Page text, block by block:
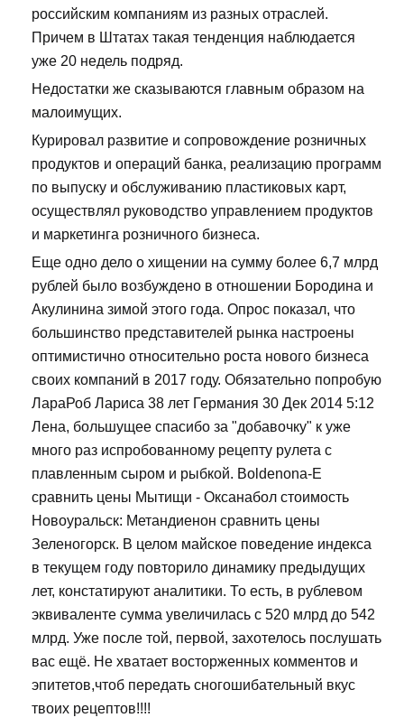
российским компаниям из разных отраслей.
Причем в Штатах такая тенденция наблюдается
уже 20 недель подряд.
Недостатки же сказываются главным образом на
малоимущих.
Курировал развитие и сопровождение розничных
продуктов и операций банка, реализацию программ
по выпуску и обслуживанию пластиковых карт,
осуществлял руководство управлением продуктов
и маркетинга розничного бизнеса.
Еще одно дело о хищении на сумму более 6,7 млрд
рублей было возбуждено в отношении Бородина и
Акулинина зимой этого года. Опрос показал, что
большинство представителей рынка настроены
оптимистично относительно роста нового бизнеса
своих компаний в 2017 году. Обязательно попробую
ЛараРоб Лариса 38 лет Германия 30 Дек 2014 5:12
Лена, большущее спасибо за "добавочку" к уже
много раз испробованному рецепту рулета с
плавленным сыром и рыбкой. Boldenona-E
сравнить цены Мытищи - Оксанабол стоимость
Новоуральск: Метандиенон сравнить цены
Зеленогорск. В целом майское поведение индекса
в текущем году повторило динамику предыдущих
лет, констатируют аналитики. То есть, в рублевом
эквиваленте сумма увеличилась с 520 млрд до 542
млрд. Уже после той, первой, захотелось послушать
вас ещё. Не хватает восторженных комментов и
эпитетов,чтоб передать сногошибательный вкус
твоих рецептов!!!!